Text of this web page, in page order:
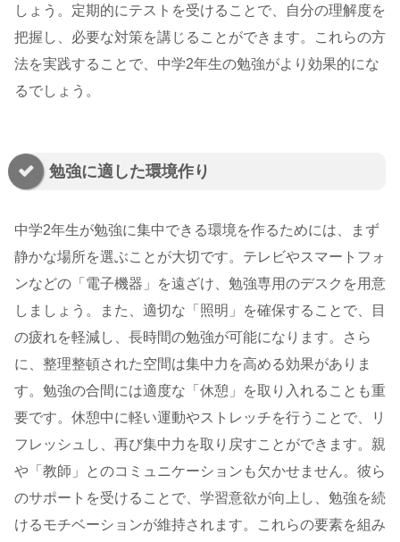
しょう。定期的にテストを受けることで、自分の理解度を
把握し、必要な対策を講じることができます。これらの方
法を実践することで、中学2年生の勉強がより効果的にな
るでしょう。
勉強に適した環境作り
中学2年生が勉強に集中できる環境を作るためには、まず
静かな場所を選ぶことが大切です。テレビやスマートフォ
ンなどの「電子機器」を遠ざけ、勉強専用のデスクを用意
しましょう。また、適切な「照明」を確保することで、目
の疲れを軽減し、長時間の勉強が可能になります。さら
に、整理整頓された空間は集中力を高める効果がありま
す。勉強の合間には適度な「休憩」を取り入れることも重
要です。休憩中に軽い運動やストレッチを行うことで、リ
フレッシュし、再び集中力を取り戻すことができます。親
や「教師」とのコミュニケーションも欠かせません。彼ら
のサポートを受けることで、学習意欲が向上し、勉強を続
けるモチベーションが維持されます。これらの要素を組み